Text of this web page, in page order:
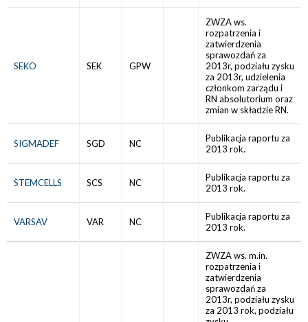
SEKO SEK GPW
ZWZA ws.
rozpatrzenia i
zatwierdzenia
sprawozdań za
2013r, podziału zysku
za 2013r, udzielenia
członkom zarządu i
RN absolutorium oraz
zmian w składzie RN.
SIGMADEF SGD NC
Publikacja raportu za
2013 rok.
STEMCELLS SCS NC
Publikacja raportu za
2013 rok.
VARSAV VAR NC
Publikacja raportu za
2013 rok.
ZWZA ws. m.in.
rozpatrzenia i
zatwierdzenia
sprawozdań za
2013r, podziału zysku
za 2013 rok, podziału